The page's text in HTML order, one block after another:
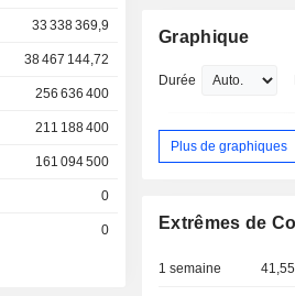
33 338 369,9
38 467 144,72
256 636 400
211 188 400
161 094 500
0
0
Graphique
Durée
Plus de graphiques
Extrêmes de
1 semaine 41,55